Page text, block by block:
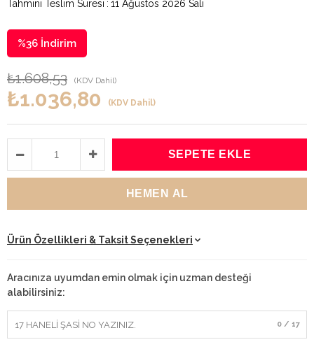
Tahmini Teslim Süresi : 11 Ağustos 2026 Salı
%36 İndirim
₺1.608,53 (KDV Dahil)
₺1.036,80 (KDV Dahil)
Ürün Özellikleri & Taksit Seçenekleri
Aracınıza uyumdan emin olmak için uzman desteği
alabilirsiniz:
0 / 17